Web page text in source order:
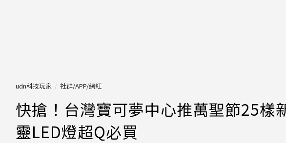
udn科技玩家 社群/APP/網紅
快搶！台灣寶可夢中心推萬聖節25樣
靈LED燈超Q必買